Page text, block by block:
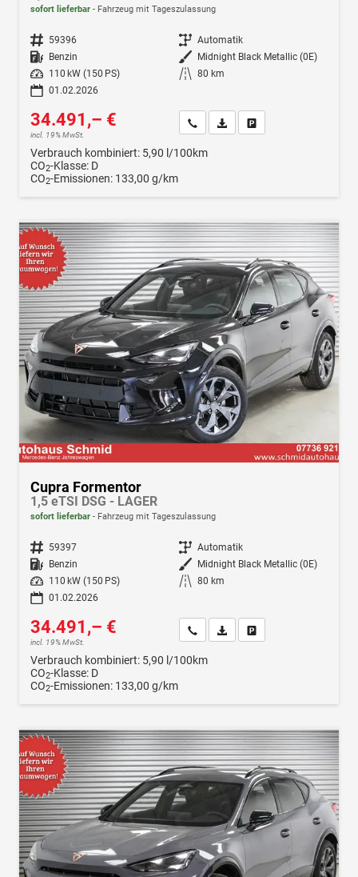
sofort lieferbar Fahrzeug mit Tageszulassung
Fahrzeugnr. 59396 Getriebe Automatik
Kraftstoff Benzin Außenfarbe Midnight Black Metallic (0E)
Leistung
110 kW (150 PS) Kilometerstand 80 km
01.02.2026
34.491,– €
incl. 19% MwSt.
Wir rufen Sie anFahrzeugexposé (PDF)
Verbrauch kombiniert: 5,90 l/100km
CO2-Klasse: D
CO2-Emissionen: 133,00 g/km
Cupra Formentor
1,5 eTSI DSG - LAGER
sofort lieferbar Fahrzeug mit Tageszulassung
Fahrzeugnr. 59397 Getriebe Automatik
Kraftstoff Benzin Außenfarbe Midnight Black Metallic (0E)
Leistung
110 kW (150 PS) Kilometerstand 80 km
01.02.2026
34.491,– €
incl. 19% MwSt.
Wir rufen Sie anFahrzeugexposé (PDF)
Verbrauch kombiniert: 5,90 l/100km
CO2-Klasse: D
CO2-Emissionen: 133,00 g/km